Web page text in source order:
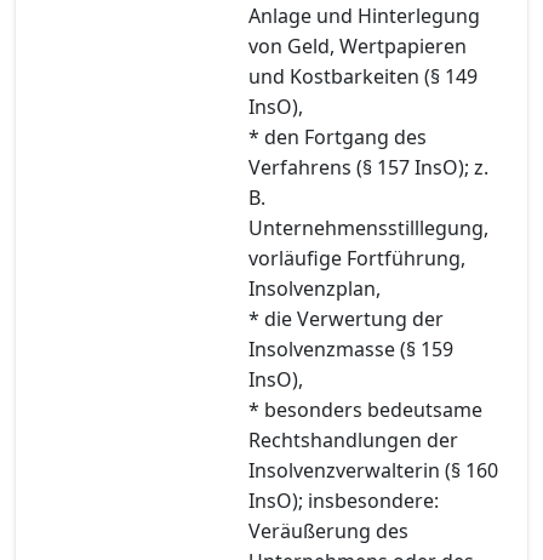
Anlage und Hinterlegung
von Geld, Wertpapieren
und Kostbarkeiten (§ 149
InsO),
* den Fortgang des
Verfahrens (§ 157 InsO); z.
B.
Unternehmensstilllegung,
vorläufige Fortführung,
Insolvenzplan,
* die Verwertung der
Insolvenzmasse (§ 159
InsO),
* besonders bedeutsame
Rechtshandlungen der
Insolvenzverwalterin (§ 160
InsO); insbesondere:
Veräußerung des